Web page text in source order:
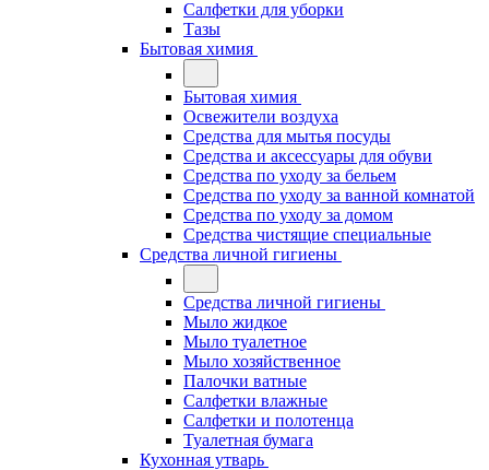
Салфетки для уборки
Тазы
Бытовая химия
Бытовая химия
Освежители воздуха
Средства для мытья посуды
Средства и аксессуары для обуви
Средства по уходу за бельем
Средства по уходу за ванной комнатой
Средства по уходу за домом
Средства чистящие специальные
Средства личной гигиены
Средства личной гигиены
Мыло жидкое
Мыло туалетное
Мыло хозяйственное
Палочки ватные
Салфетки влажные
Салфетки и полотенца
Туалетная бумага
Кухонная утварь